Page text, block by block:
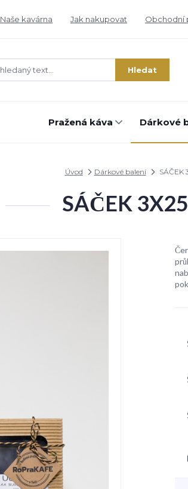
Naše kavárna Jak nakupovat Obchodní
Hledat
Pražená káva Dárkové
Úvod Dárkové balení SÁČEK
SÁČEK